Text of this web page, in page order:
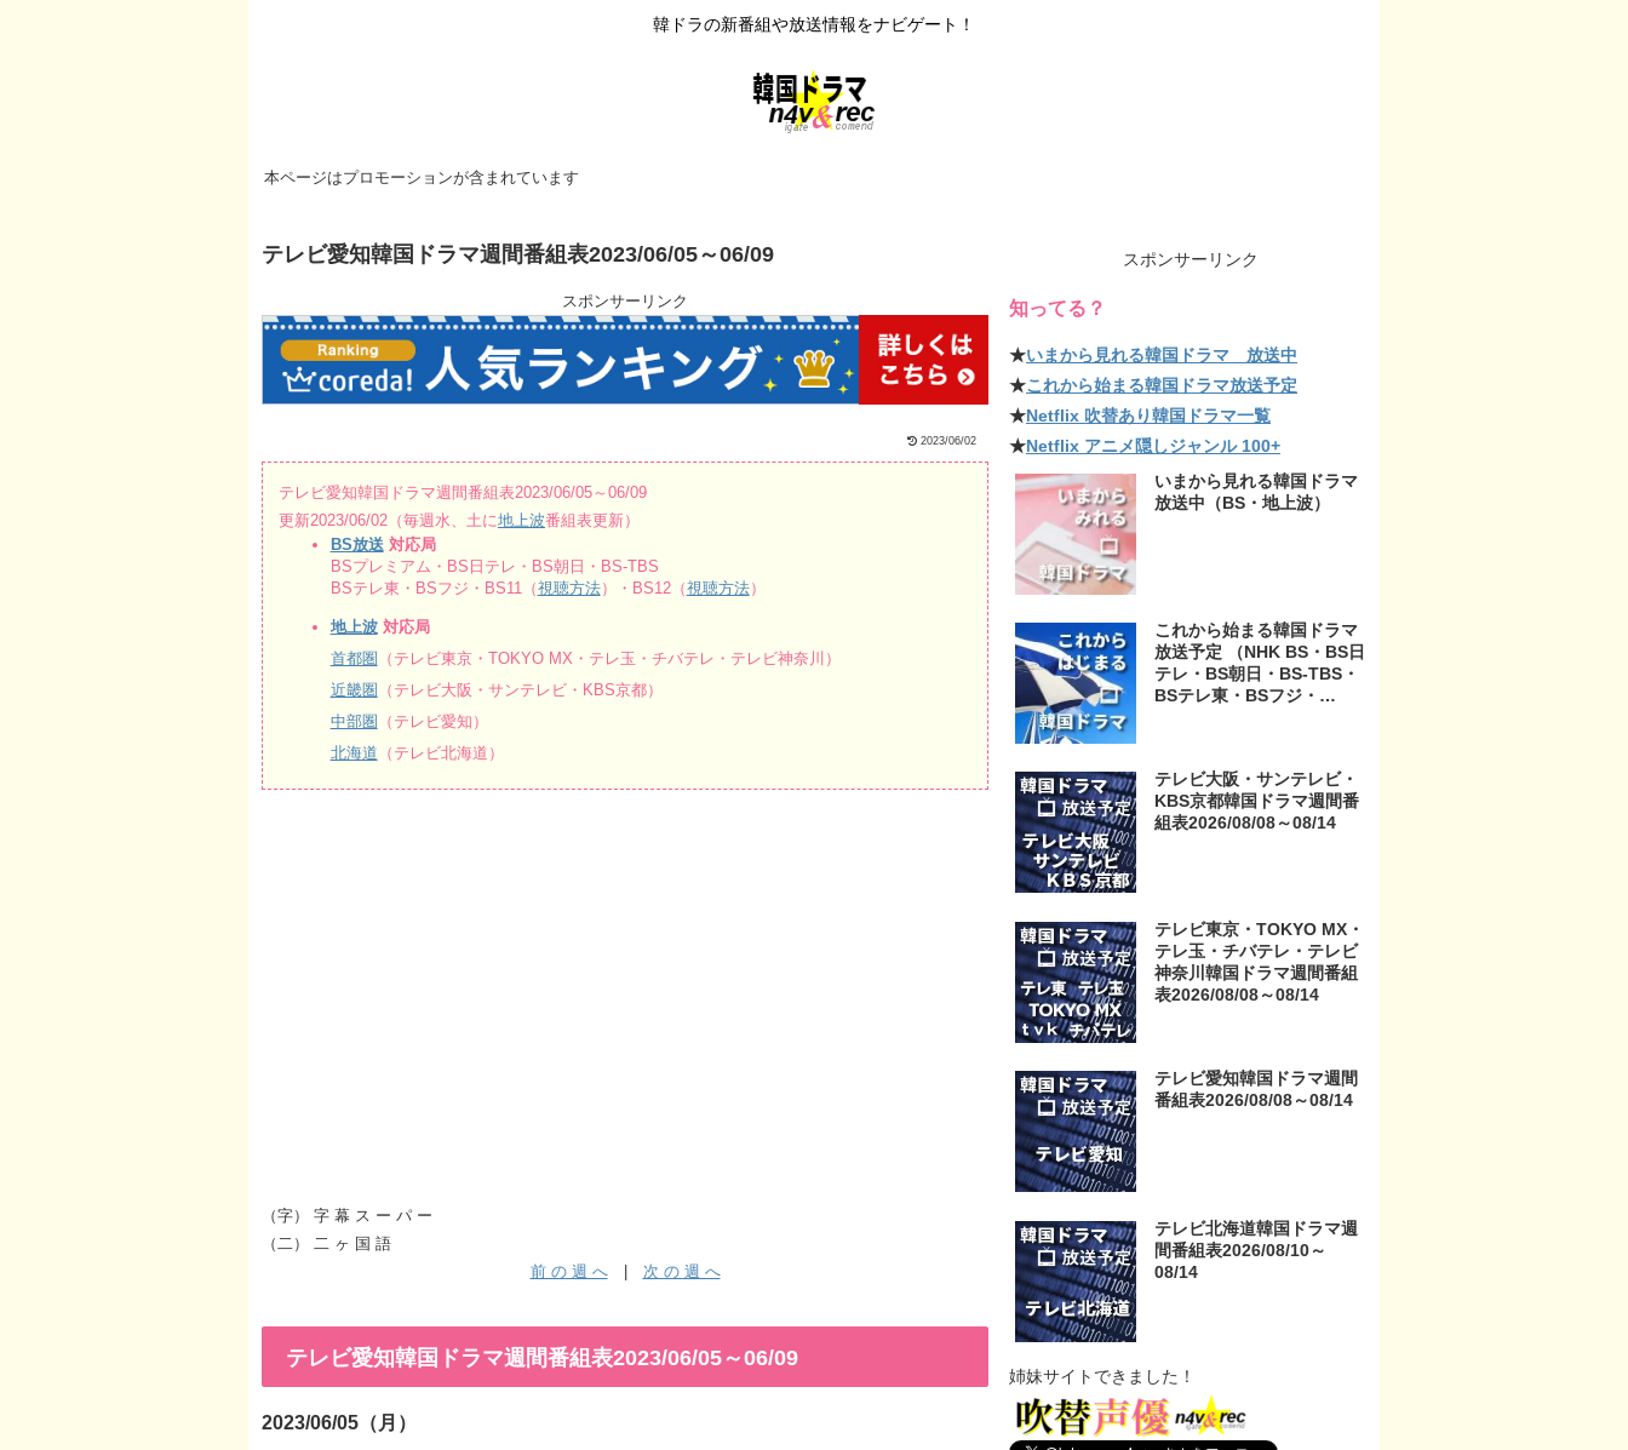
韓ドラの新番組や放送情報をナビゲート！
本ページはプロモーションが含まれています
テレビ愛知韓国ドラマ週間番組表2023/06/05～06/09
スポンサーリンク
2023/06/02
テレビ愛知韓国ドラマ週間番組表2023/06/05～06/09
更新2023/06/02（毎週水、土に地上波番組表更新）
BS放送対応局
BSプレミアム・BS日テレ・BS朝日・BS-TBS
BSテレ東・BSフジ・BS11（視聴方法）・BS12（視聴方法）
地上波対応局
首都圏
（テレビ東京・TOKYO MX・テレ玉・チバテレ・テレビ神奈川）
近畿圏
（テレビ大阪・サンテレビ・KBS京都）
中部圏
（テレビ愛知）
北海道 （テレビ北海道）
（字） 字 幕 ス ー パ ー
（二） 二 ヶ 国 語
前 の 週 へ| 次 の 週 へ
テレビ愛知韓国ドラマ週間番組表2023/06/05～06/09
2023/06/05（月）
スポンサーリンク
知ってる？
★いまから見れる韓国ドラマ 放送中
★これから始まる韓国ドラマ放送予定
★Netflix 吹替あり韓国ドラマ一覧
★Netflix アニメ隠しジャンル 100+
いまから見れる韓国ドラマ
放送中（BS・地上波）
これから始まる韓国ドラマ
放送予定 （NHK BS・BS日
テレ・BS朝日・BS-TBS・
BSテレ東・BSフジ・
テレビ大阪・サンテレビ・
KBS京都・テレビ愛知・テ
レビ北海道）
テレビ大阪・サンテレビ・
KBS京都韓国ドラマ週間番
組表2026/08/08～08/14
テレビ東京・TOKYO MX・
テレ玉・チバテレ・テレビ
神奈川韓国ドラマ週間番組
表2026/08/08～08/14
テレビ愛知韓国ドラマ週間
番組表2026/08/08～08/14
テレビ北海道韓国ドラマ週
間番組表2026/08/10～
08/14
姉妹サイトできました！